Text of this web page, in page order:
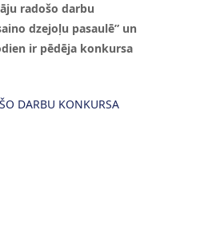
radošo darbu
dzejoļu pasaulē” un
ir pēdēja konkursa
DARBU KONKURSA